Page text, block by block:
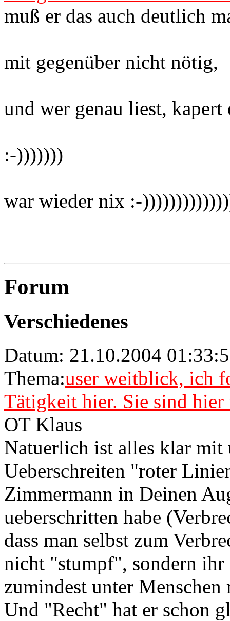
muß er das auch deutlich
mit gegenüber nicht nötig,
und wer genau liest, kapert
:-)))))))
war wieder nix :-
Forum
Verschiedenes
Datum: 21.10.2004
Thema:user weitblick, ich
Tätigkeit hier. Sie sind hier
OT Klaus
Natuerlich ist alles klar
Ueberschreiten "roter
Zimmermann in Deinen
ueberschritten habe
dass man selbst zum
nicht "stumpf", sondern ihr
zumindest unter
Und "Recht" hat er schon